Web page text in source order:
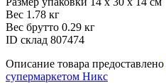
Вес 1.78 кг
Вес брутто 0.29 кг
ID склад 807474
Описание товара предоставлено
супермаркетом Никс